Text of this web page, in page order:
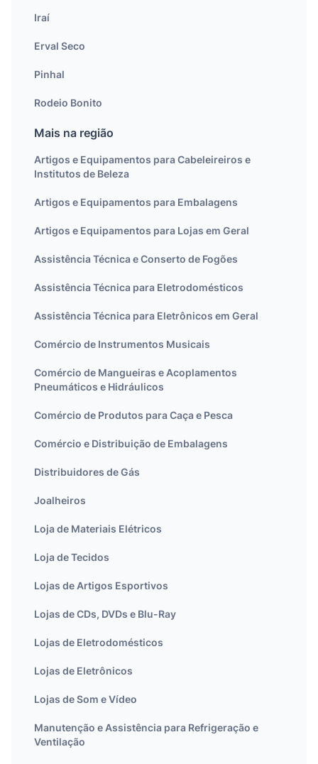
Iraí
Erval Seco
Pinhal
Rodeio Bonito
Mais na região
Artigos e Equipamentos para Cabeleireiros e
Institutos de Beleza
Artigos e Equipamentos para Embalagens
Artigos e Equipamentos para Lojas em Geral
Assistência Técnica e Conserto de Fogões
Assistência Técnica para Eletrodomésticos
Assistência Técnica para Eletrônicos em Geral
Comércio de Instrumentos Musicais
Comércio de Mangueiras e Acoplamentos
Pneumáticos e Hidráulicos
Comércio de Produtos para Caça e Pesca
Comércio e Distribuição de Embalagens
Distribuidores de Gás
Joalheiros
Loja de Materiais Elétricos
Loja de Tecidos
Lojas de Artigos Esportivos
Lojas de CDs, DVDs e Blu-Ray
Lojas de Eletrodomésticos
Lojas de Eletrônicos
Lojas de Som e Vídeo
Manutenção e Assistência para Refrigeração e
Ventilação